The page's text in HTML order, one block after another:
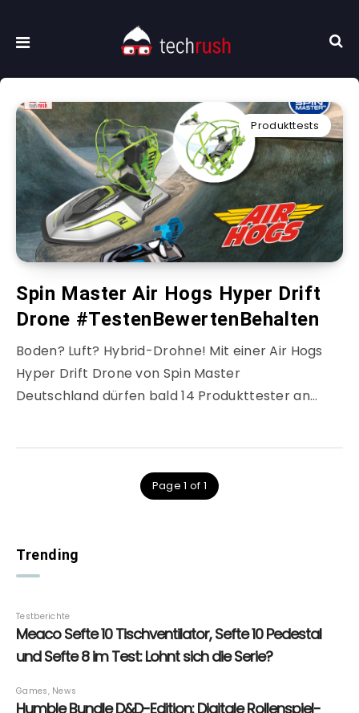
Produkttests
Spin Master Air Hogs Hyper Drift
Drone #TestenBewertenBehalten
Boden? Luft? Hybrid-Drohne! Mit einer Air Hogs
Hyper Drift Drone von Spin Master
Deutschland dürfen bald 14 Produkttester an…
Page 1 of 1
Trending